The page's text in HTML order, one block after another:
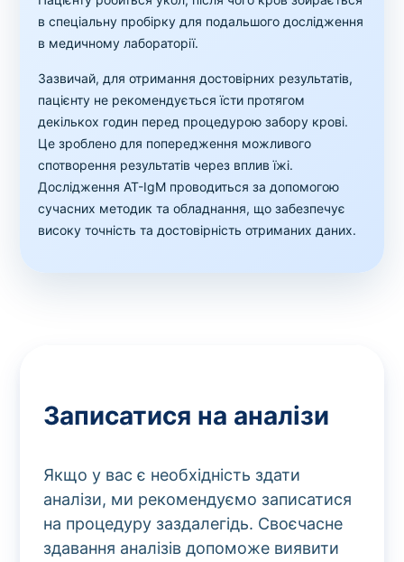
в спеціальну пробірку для подальшого дослідження
в медичному лабораторії.
Зазвичай, для отримання достовірних результатів,
пацієнту не рекомендується їсти протягом
декількох годин перед процедурою забору крові.
Це зроблено для попередження можливого
спотворення результатів через вплив їжі.
Дослідження AT-IgМ проводиться за допомогою
сучасних методик та обладнання, що забезпечує
високу точність та достовірність отриманих даних.
Записатися на аналізи
Якщо у вас є необхідність здати
аналізи, ми рекомендуємо записатися
на процедуру заздалегідь. Своєчасне
здавання аналізів допоможе виявити